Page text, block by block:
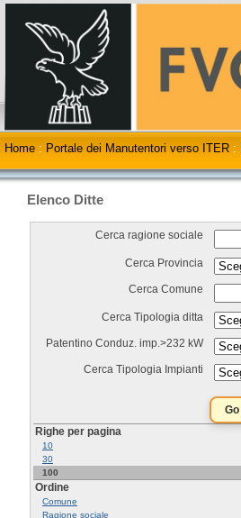
Home : Portale dei Manutentori verso ITER :
Elenco Ditte
Cerca ragione sociale
Cerca Provincia
Cerca Comune
Cerca Tipologia ditta
Patentino Conduz. imp.>232 kW
Cerca Tipologia Impianti
Righe per pagina
10
30
100
Ordine
Comune
Ragione sociale